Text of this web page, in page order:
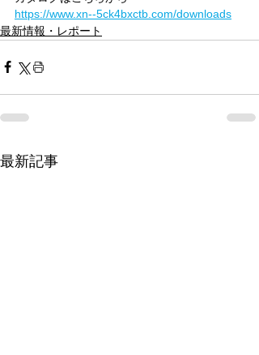
https://www.xn--5ck4bxctb.com/downloads
最新情報・レポート
最新記事